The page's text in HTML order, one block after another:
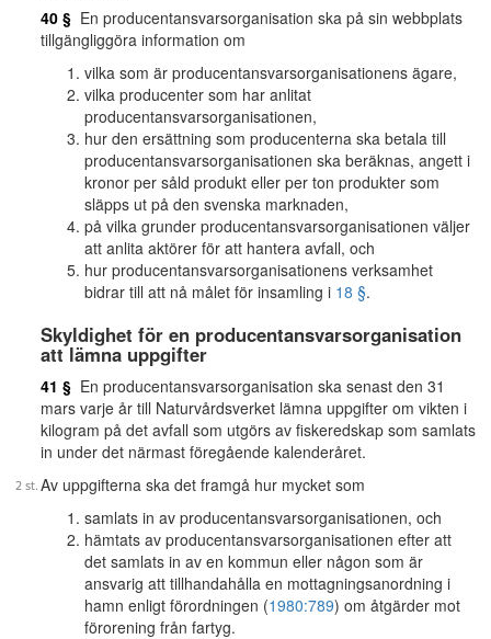
40 § En producentansvarsorganisation ska på sin webbplats
tillgängliggöra information om
vilka som är producentansvarsorganisationens ägare,
vilka producenter som har anlitat
producentansvarsorganisationen,
hur den ersättning som producenterna ska betala till
producentansvarsorganisationen ska beräknas, angett i
kronor per såld produkt eller per ton produkter som
släpps ut på den svenska marknaden,
på vilka grunder producentansvarsorganisationen väljer
att anlita aktörer för att hantera avfall, och
hur producentansvarsorganisationens verksamhet
bidrar till att nå målet för insamling i 18 §.
Skyldighet för en producentansvarsorganisation
att lämna uppgifter
41 § En producentansvarsorganisation ska senast den 31
mars varje år till Naturvårdsverket lämna uppgifter om vikten i
kilogram på det avfall som utgörs av fiskeredskap som samlats
in under det närmast föregående kalenderåret.
Av uppgifterna ska det framgå hur mycket som
samlats in av producentansvarsorganisationen, och
hämtats av producentansvarsorganisationen efter att
det samlats in av en kommun eller någon som är
ansvarig att tillhandahålla en mottagningsanordning i
hamn enligt förordningen (1980:789) om åtgärder mot
förorening från fartyg.